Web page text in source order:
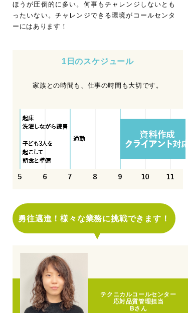
ほうが圧倒的に多い。何事もチャレンジしないとも
ったいない。チャレンジできる環境がコールセンタ
ーにはあります！
1日のスケジュール
家族との時間も、仕事の時間も大切です。
勇往邁進！様々な業務に挑戦できます！
テクニカルコールセンター
応対品質管理担当
Bさん